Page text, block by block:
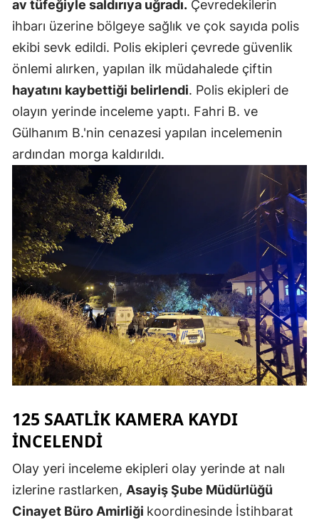
Gaziantep
Giresun
Gümüşhane
Hakkari
Hatay
Mersin
İstanbul
İzmir
Kars
Kastamonu
Kayseri
Kırklareli
Kırşehir
Kütahya
Malatya
av tüfeğiyle saldırıya uğradı. Çevredekilerin
ihbarı üzerine bölgeye sağlık ve çok sayıda polis
ekibi sevk edildi. Polis ekipleri çevrede güvenlik
önlemi alırken, yapılan ilk müdahalede çiftin
hayatını kaybettiği belirlendi. Polis ekipleri de
olayın yerinde inceleme yaptı. Fahri B. ve
Gülhanım B.'nin cenazesi yapılan incelemenin
ardından morga kaldırıldı.
125 SAATLIK KAMERA KAYDI
INCELENDI
Olay yeri inceleme ekipleri olay yerinde at nalı
izlerine rastlarken, Asayiş Şube Müdürlüğü
Cinayet Büro Amirliği koordinesinde İstihbarat